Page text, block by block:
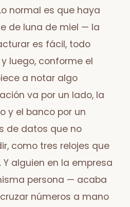
normal es que haya
de luna de miel — la
es fácil, todo
luego, conforme el
a notar algo
va por un lado, la
y el banco por un
de datos que no
como tres relojes que
alguien en la empresa
persona — acaba
números a mano